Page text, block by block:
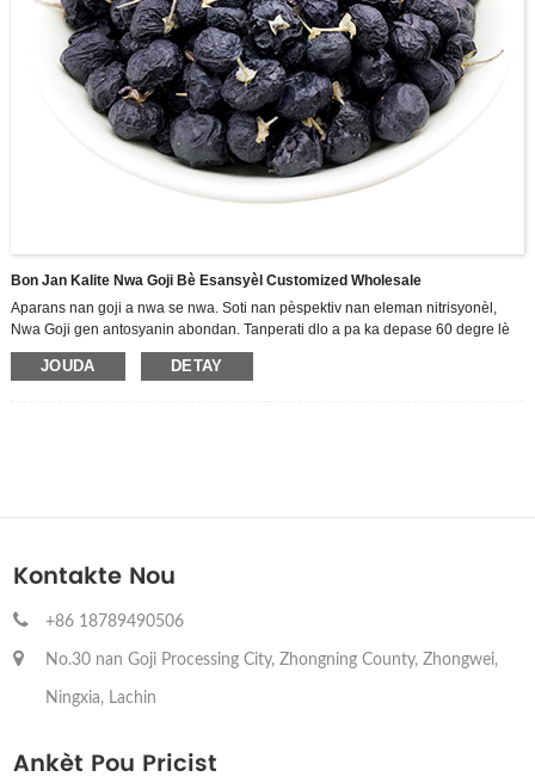
Bon Jan Kalite Nwa Goji Bè Esansyèl Customized Wholesale
Aparans nan goji a nwa se nwa. Soti nan pèspektiv nan eleman nitrisyonèl,
Nwa Goji gen antosyanin abondan. Tanperati dlo a pa ka depase 60 degre lè
tranpe nan dlo nan ka ta gen antosyanin yo ak kèk eleman nitritif kouri.
Nou se yon gwo teknoloji antrepriz entegre R & D, pwodiksyon ak lavant nan
JOUDA DETAY
Kontakte Nou
+86 18789490506
No.30 nan Goji Processing City, Zhongning County, Zhongwei,
Ningxia, Lachin
Ankèt Pou Pricist